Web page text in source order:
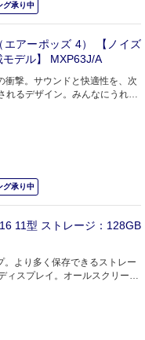
グ承り中
エアーポッズ 4） 【ノイズ
デル】 MXP63J/A
衝撃。サウンドと快適性を、次
れるデザイン。みんなにうれし
されるデザイン。驚くようなサ
グ承り中
11型 ストレージ：128GB
より多く保存できるストレー
ィスプレイ。オールスクリーン
なれるiPadです。